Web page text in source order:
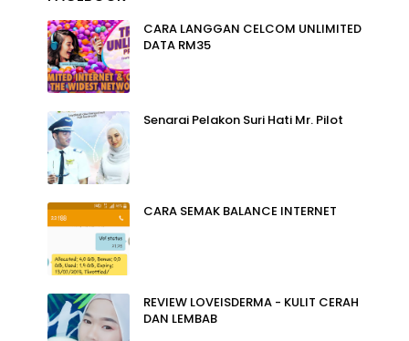
CARA LANGGAN CELCOM UNLIMITED
DATA RM35
Senarai Pelakon Suri Hati Mr. Pilot
CARA SEMAK BALANCE INTERNET
REVIEW LOVEISDERMA - KULIT CERAH
DAN LEMBAB